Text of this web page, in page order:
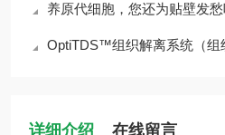
养原代细胞，您还为贴壁发愁
OptiTDS™组织解离系统（组
详细介绍 在线留言